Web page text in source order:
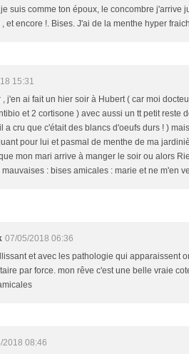
suis comme ton époux, le concombre j'arrive
et encore !. Bises. J'ai de la menthe hyper
15:31
j'en ai fait un hier soir à Hubert ( car moi
et 2 cortisone ) avec aussi un tt petit reste
a cru que c'était des blancs d'oeufs durs ! )
pour lui et pasmal de menthe de ma
mon mari arrive à manger le soir ou alors
: bises amicales : marie et ne m'en
07/05/2018 06:36
et avec les pathologie qui apparaissent
par force. mon rêve c'est une belle vraie
2018 08:46